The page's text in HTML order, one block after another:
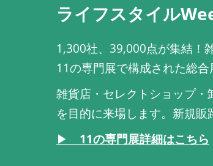
ライフスタイル
1,300社、39,000点が集結！
11の専門展で構成された総合
雑貨店・セレクトショップ
を目的に来場します。新規販
▶ 11の専門展詳細はこちら